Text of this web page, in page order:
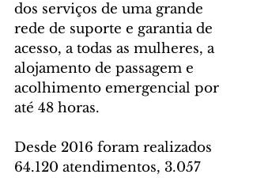
dos serviços de uma grande
rede de suporte e garantia de
acesso, a todas as mulheres, a
alojamento de passagem e
acolhimento emergencial por
até 48 horas.
Desde 2016 foram realizados
64.120 atendimentos, 3.057